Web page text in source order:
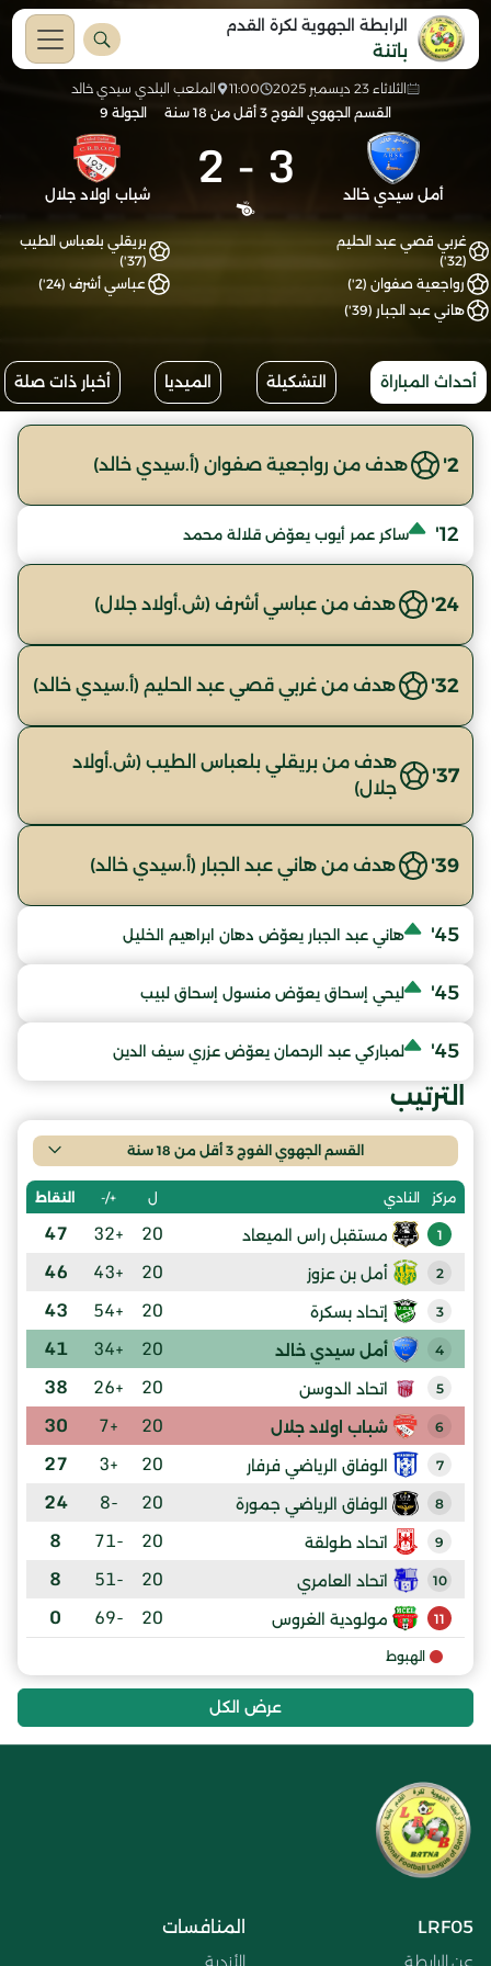
الرابطة الجهوية لكرة القدم
باتنة
الثلاثاء 23 ديسمبر 2025 11:00
الملعب البلدي سيدي خالد
القسم الجهوي الفوج 3 أقل من 18 سنة
الجولة 9
أمل سيدي خالد 3
-
2 شباب اولاد جلال
غربي قصي عبد الحليم
(32')
رواجعية صفوان (2')
هاني عبد الجبار (39')
بريقلي بلعباس الطيب
(37')
عباسي أشرف (24')
أحداث المباراة التشكيلة الميديا أخبار ذات صلة
2' هدف من رواجعية صفوان (أ.سيدي خالد)
12' ساكر عمر أيوب يعوّض قلالة محمد
24' هدف من عباسي أشرف (ش.أولاد جلال)
32' هدف من غربي قصي عبد الحليم (أ.سيدي خالد)
37'
هدف من بريقلي بلعباس الطيب (ش.أولاد
جلال)
39' هدف من هاني عبد الجبار (أ.سيدي خالد)
45' هاني عبد الجبار يعوّض دهان ابراهيم الخليل
45' ليحي إسحاق يعوّض منسول إسحاق لبيب
45' لمباركي عبد الرحمان يعوّض عزري سيف الدين
الترتيب
القسم الجهوي الفوج 3 أقل من 18 سنة
مركز النادي ل +/- النقاط
1 مستقبل راس الميعاد 20
+32
47
2 أمل بن عزوز 20
+43
46
3 إتحاد بسكرة 20
+54
43
4 أمل سيدي خالد 20
+34
41
5 اتحاد الدوسن 20
+26
38
6 شباب اولاد جلال 20
+7
30
7 الوفاق الرياضي فرفار 20
+3
27
8 الوفاق الرياضي جمورة 20
-8
24
9 اتحاد طولقة 20
-71
8
10 اتحاد العامري 20
-51
8
11 مولودية الغروس 20
-69
0
الهبوط
عرض الكل
LRF05
عن الرابطة
المنافسات
الأندية